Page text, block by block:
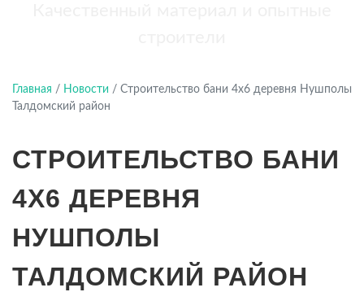
Главная / Новости / Строительство бани 4х6 деревня Нушполы
Талдомский район
СТРОИТЕЛЬСТВО БАНИ
4Х6 ДЕРЕВНЯ
НУШПОЛЫ
ТАЛДОМСКИЙ РАЙОН